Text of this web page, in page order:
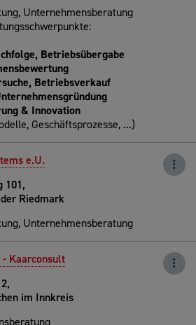
Unternehmensberatung
Betriebsübergabe
Betriebsverkauf
& Innovation
Geschäftsprozesse, ...)
e.U.
101,
Riedmark
Unternehmensberatung
Kaarconsult
im Innkreis